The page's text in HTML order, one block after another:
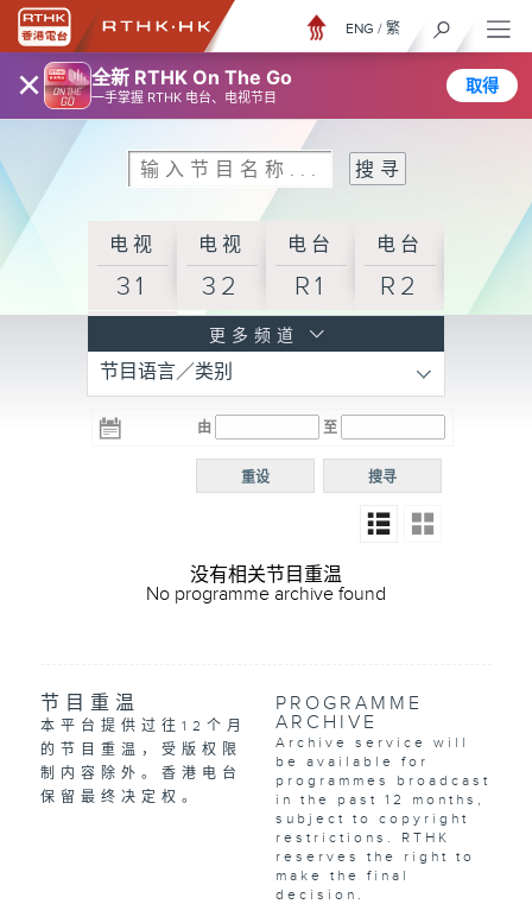
× 全新 RTHK On The Go
一手掌握 RTHK 电台、电视节目
取得
ENG / 繁
电视
31
电视
32
电台
R1
电台
R2
R3
电台 电台
R5
电台
普通
更多频道
节目语言／类别
由 至
搜寻
重设
没有相关节目重温
No programme archive found
节目重温
本平台提供过往12个月
的节目重温，受版权限
制内容除外。香港电台
保留最终决定权。
PROGRAMME
ARCHIVE
Archive service will
be available for
programmes broadcast
in the past 12 months,
subject to copyright
restrictions. RTHK
reserves the right to
make the final
decision.